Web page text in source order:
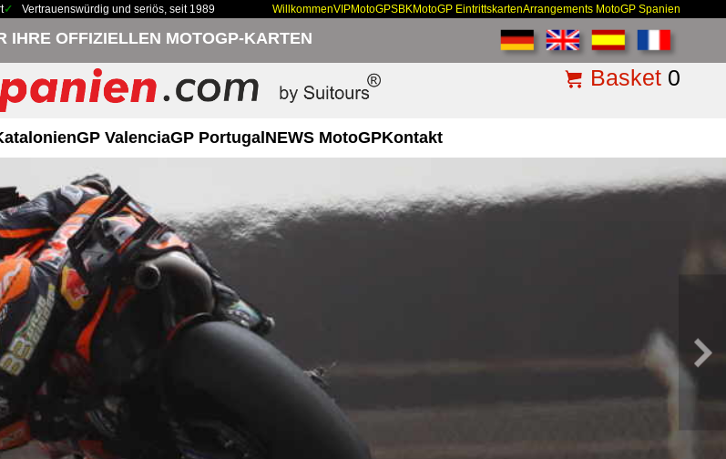
Vertrauenswürdig und seriös, seit 1989 WillkommenVIPMotoGPSBKMotoGP EintrittskartenArrangements MotoGP Spanien
IHRE OFFIZIELLEN MOTOGP-KARTEN
Basket 0
GP ValenciaGP Portugal NEWS MotoGPKontakt